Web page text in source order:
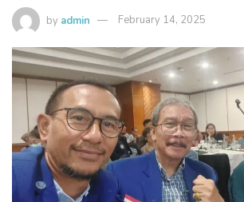
by admin February 14, 2025